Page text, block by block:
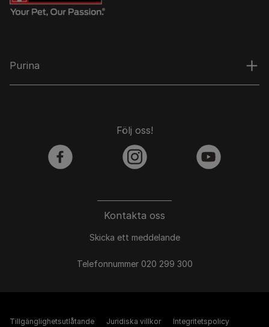
Purina
Kontakta oss
Skicka ett meddelande
Telefonnummer 020 299 300
Följ oss!
facebook instagram youtube
Tillgänglighetsutlåtande Juridiska villkor Integritetspolicy